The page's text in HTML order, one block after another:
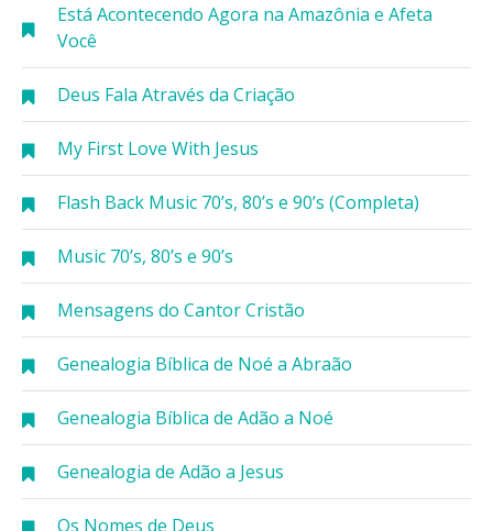
Está Acontecendo Agora na Amazônia e Afeta
Você
Deus Fala Através da Criação
My First Love With Jesus
Flash Back Music 70’s, 80’s e 90’s (Completa)
Music 70’s, 80’s e 90’s
Mensagens do Cantor Cristão
Genealogia Bíblica de Noé a Abraão
Genealogia Bíblica de Adão a Noé
Genealogia de Adão a Jesus
Os Nomes de Deus